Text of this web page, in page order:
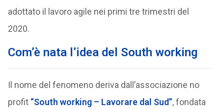
adottato il lavoro agile nei primi tre trimestri del
2020.
Com’è nata l’idea del South working
Il nome del fenomeno deriva dall’associazione no
profit “South working – Lavorare dal Sud”, fondata